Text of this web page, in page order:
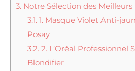
3. Notre Sélection des Meilleurs
3.1.1. Masque Violet Anti-
Posay
3.2.2. L’Oréal Professionnel
Blondifier